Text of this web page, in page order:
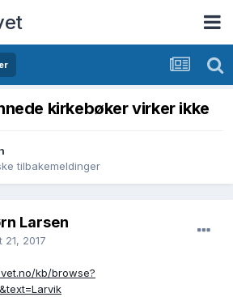
kirkebøker virker ikke
tilbakemeldinger
Larsen
21, 2017
kb/browse?